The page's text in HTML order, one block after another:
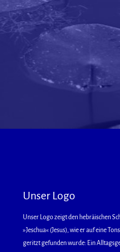
Unser Logo
Unser Logo zeigt den hebräischen
»Jeschua« (Jesus), wie er auf eine
geritzt gefunden wurde: Ein